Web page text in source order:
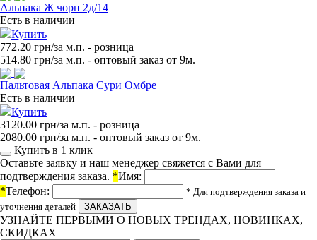
Альпака Ж чорн 2д/14
Есть в наличии
Купить
772.20 грн/за м.п. - розница
514.80 грн/за м.п. - оптовый заказ от 9м.
Пальтовая Альпака Сури Омбре
Есть в наличии
Купить
3120.00 грн/за м.п. - розница
2080.00 грн/за м.п. - оптовый заказ от 9м.
Купить в 1 клик
Оставьте заявку и наш менеджер свяжется с Вами для
подтверждения заказа. *Имя:
*Телефон:
* Для подтверждения заказа и
уточнения деталей
УЗНАЙТЕ ПЕРВЫМИ О НОВЫХ ТРЕНДАХ, НОВИНКАХ,
СКИДКАХ